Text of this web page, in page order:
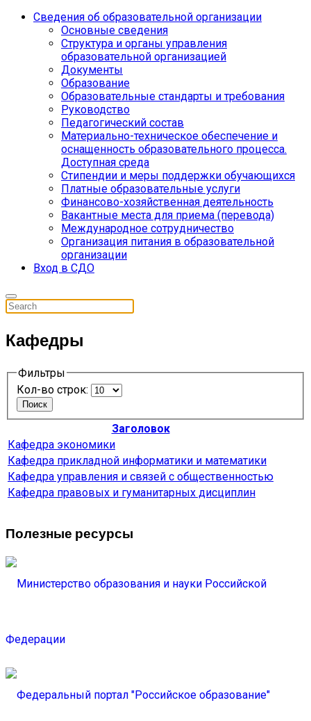
Сведения об образовательной организации
Основные сведения
Структура и органы управления
образовательной организацией
Документы
Образование
Образовательные стандарты и требования
Руководство
Педагогический состав
Материально-техническое обеспечение и
оснащенность образовательного процесса.
Доступная среда
Cтипендии и меры поддержки обучающихся
Платные образовательные услуги
Финансово-хозяйственная деятельность
Вакантные места для приема (перевода)
Международное сотрудничество
Организация питания в образовательной
организации
Вход в СДО
Кафедры
Фильтры
Кол-во строк:
Поиск
Заголовок
Кафедра экономики
Кафедра прикладной информатики и математики
Кафедра управления и связей с общественностью
Кафедра правовых и гуманитарных дисциплин
Полезные ресурсы